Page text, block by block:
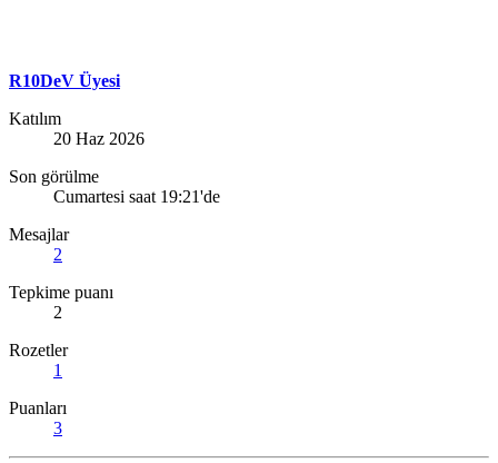
R10DeV Üyesi
Katılım
20 Haz 2026
Son görülme
Cumartesi saat 19:21'de
Mesajlar
2
Tepkime puanı
2
Rozetler
1
Puanları
3